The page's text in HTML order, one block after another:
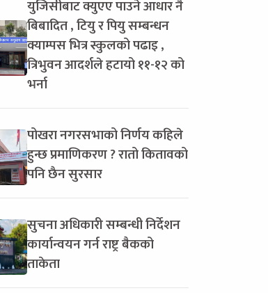
युजिसीबाट क्युएए पाउने आधार नै
बिबादित , टियु र पियु सम्बन्धन
क्याम्पस भित्र स्कुलको पढाइ ,
त्रिभुवन आदर्शले हटायो ११-१२ को
भर्ना
पोखरा नगरसभाको निर्णय कहिले
हुन्छ प्रमाणिकरण ? रातो कितावको
पनि छैन सुरसार
सुचना अधिकारी सम्बन्धी निर्देशन
कार्यान्वयन गर्न राष्ट्र बैकको
ताकेता